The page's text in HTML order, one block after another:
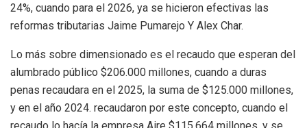
24%, cuando para el 2026, ya se hicieron efectivas las
reformas tributarias Jaime Pumarejo Y Alex Char.
Lo más sobre dimensionado es el recaudo que esperan del
alumbrado público $206.000 millones, cuando a duras
penas recaudara en el 2025, la suma de $125.000 millones,
y en el año 2024. recaudaron por este concepto, cuando el